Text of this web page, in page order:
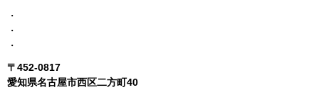
・
・
・
〒452-0817
愛知県名古屋市西区二方町40